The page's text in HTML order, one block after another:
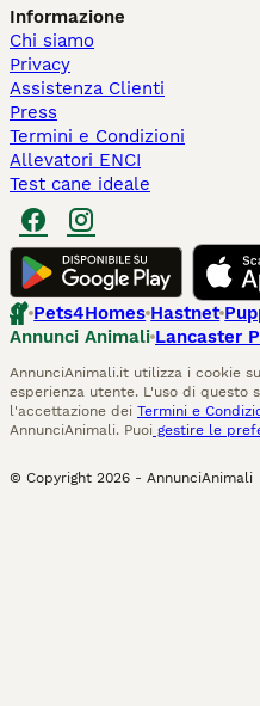
Informazione
Chi siamo
Privacy
Assistenza Clienti
Press
Termini e Condizioni
Allevatori ENCI
Test cane ideale
Pets4Homes Hastnet
Annunci Animali Lancaster
AnnunciAnimali.it utilizza i cookie
esperienza utente. L'uso di
l'accettazione dei Termini e
AnnunciAnimali. Puoi gestire le
© Copyright 2026 - AnnunciAnimali